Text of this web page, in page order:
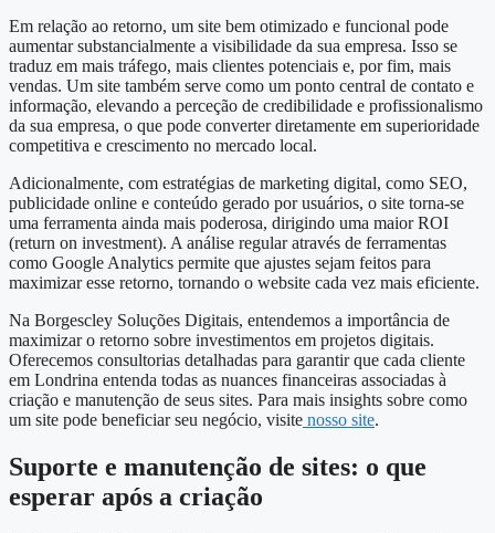
Em relação ao retorno, um site bem otimizado e funcional pode
aumentar substancialmente a visibilidade da sua empresa. Isso se
traduz em mais tráfego, mais clientes potenciais e, por fim, mais
vendas. Um site também serve como um ponto central de contato e
informação, elevando a perceção de credibilidade e profissionalismo
da sua empresa, o que pode converter diretamente em superioridade
competitiva e crescimento no mercado local.
Adicionalmente, com estratégias de marketing digital, como SEO,
publicidade online e conteúdo gerado por usuários, o site torna-se
uma ferramenta ainda mais poderosa, dirigindo uma maior ROI
(return on investment). A análise regular através de ferramentas
como Google Analytics permite que ajustes sejam feitos para
maximizar esse retorno, tornando o website cada vez mais eficiente.
Na Borgescley Soluções Digitais, entendemos a importância de
maximizar o retorno sobre investimentos em projetos digitais.
Oferecemos consultorias detalhadas para garantir que cada cliente
em Londrina entenda todas as nuances financeiras associadas à
criação e manutenção de seus sites. Para mais insights sobre como
um site pode beneficiar seu negócio, visite nosso site.
Suporte e manutenção de sites: o que
esperar após a criação